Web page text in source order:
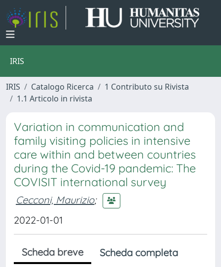
IRIS
IRIS Catalogo Ricerca
1 Contributo su Rivista
1.1 Articolo in rivista
Variation in communication and
family visiting policies in intensive
care within and between countries
during the Covid-19 pandemic: The
COVISIT international survey
Cecconi, Maurizio;
2022-01-01
Scheda breve
Scheda completa